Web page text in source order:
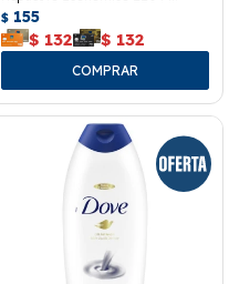
$ 155
$ 132 $ 132